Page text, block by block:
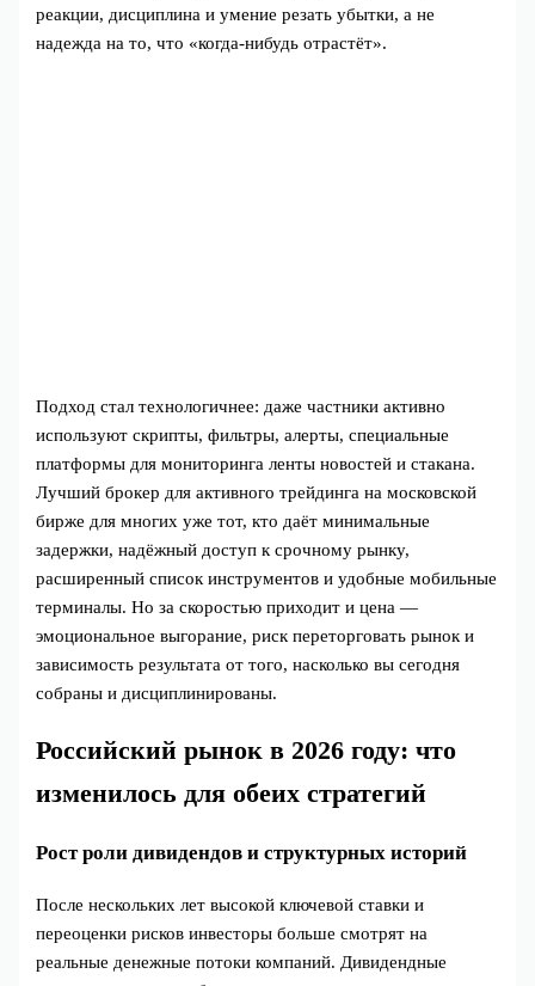
реакции, дисциплина и умение резать убытки, а не
надежда на то, что «когда‑нибудь отрастёт».
Подход стал технологичнее: даже частники активно
используют скрипты, фильтры, алерты, специальные
платформы для мониторинга ленты новостей и стакана.
Лучший брокер для активного трейдинга на московской
бирже для многих уже тот, кто даёт минимальные
задержки, надёжный доступ к срочному рынку,
расширенный список инструментов и удобные мобильные
терминалы. Но за скоростью приходит и цена —
эмоциональное выгорание, риск переторговать рынок и
зависимость результата от того, насколько вы сегодня
собраны и дисциплинированы.
Российский рынок в 2026 году: что
изменилось для обеих стратегий
Рост роли дивидендов и структурных историй
После нескольких лет высокой ключевой ставки и
переоценки рисков инвесторы больше смотрят на
реальные денежные потоки компаний. Дивидендные